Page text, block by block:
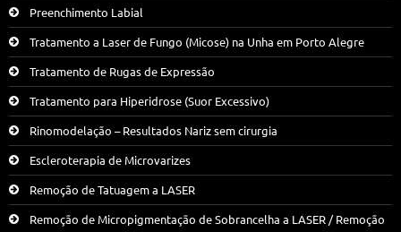
Preenchimento Labial
Tratamento a Laser de Fungo (Micose) na Unha em Porto Alegre
Tratamento de Rugas de Expressão
Tratamento para Hiperidrose (Suor Excessivo)
Rinomodelação – Resultados Nariz sem cirurgia
Escleroterapia de Microvarizes
Remoção de Tatuagem a LASER
Remoção de Micropigmentação de Sobrancelha a LASER / Remoção